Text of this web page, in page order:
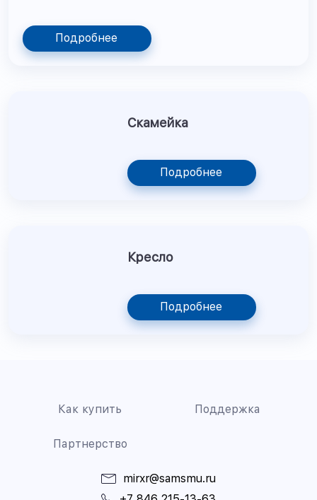
Подробнее
Скамейка
Подробнее
Кресло
Подробнее
Как купить Поддержка
Партнерство
mirxr@samsmu.ru